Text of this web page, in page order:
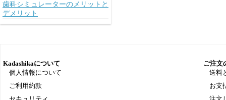
歯科シミュレーターのメリットと
デメリット
Kadashikaについて
個人情報について
ご利用約款
ご注文
送料
お支